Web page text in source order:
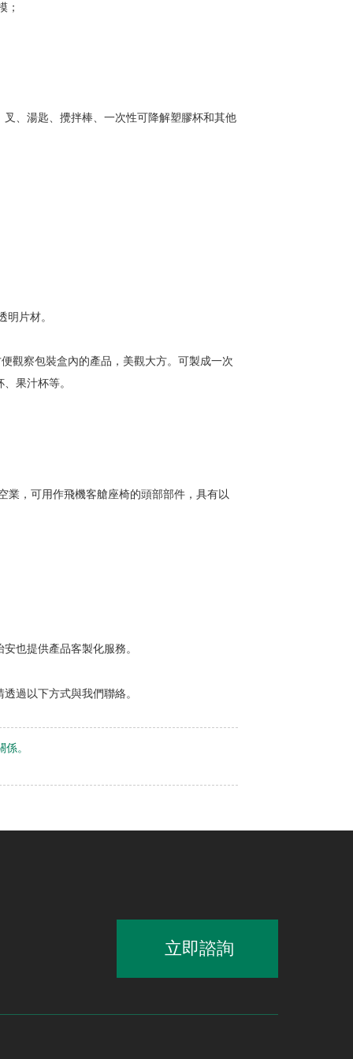
；
、湯匙、攪拌棒、一次性可降解塑膠杯和其他
片材。
觀察包裝盒內的產品，美觀大方。可製成一次
果汁杯等。
業，可用作飛機客艙座椅的頭部部件，具有以
也提供產品客製化服務。
過以下方式與我們聯絡。
。
立即諮詢